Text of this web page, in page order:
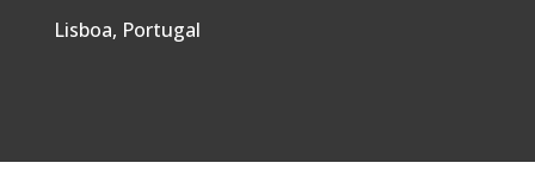
Lisboa, Portugal